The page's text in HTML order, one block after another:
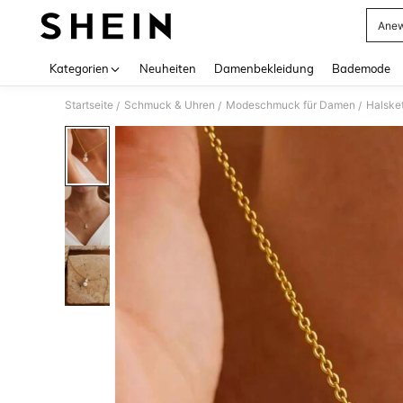
Kategorien Neuheiten Damenbekleidung Bademode
Startseite / Schmuck & Uhren / Modeschmuck für Damen /